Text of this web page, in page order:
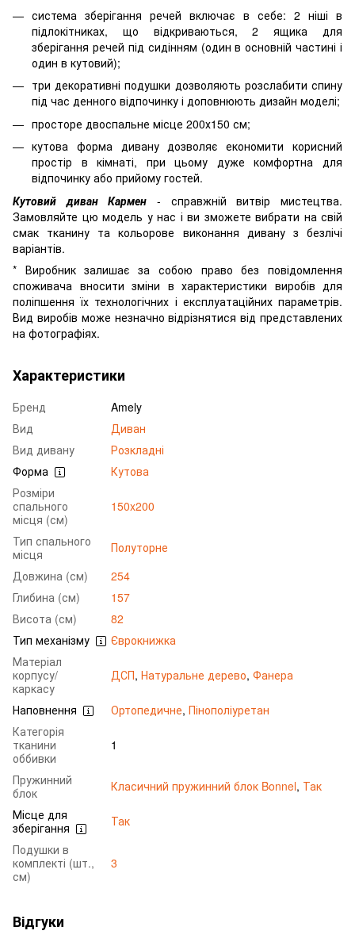
система зберігання речей включає в себе: 2 ніші в
підлокітниках, що відкриваються, 2 ящика для
зберігання речей під сидінням (один в основній частині і
один в кутовий);
три декоративні подушки дозволяють розслабити спину
під час денного відпочинку і доповнюють дизайн моделі;
просторе двоспальне місце 200х150 см;
кутова форма дивану дозволяє економити корисний
простір в кімнаті, при цьому дуже комфортна для
відпочинку або прийому гостей.
Кутовий диван Кармен - справжній витвір мистецтва.
Замовляйте цю модель у нас і ви зможете вибрати на свій
смак тканину та кольорове виконання дивану з безлічі
варіантів.
* Виробник залишає за собою право без повідомлення
споживача вносити зміни в характеристики виробів для
поліпшення їх технологічних і експлуатаційних параметрів.
Вид виробів може незначно відрізнятися від представлених
на фотографіях.
Характеристики
Бренд
Amely
Вид
Диван
Вид дивану
Розкладні
Форма
Кутова
Розміри
спального
місця (см)
150x200
Тип спального
місця
Полуторне
Довжина (см)
254
Глибина (см)
157
Висота (см)
82
Тип механізму
Єврокнижка
Матеріал
корпусу/
каркасу
ДСП, Натуральне дерево, Фанера
Наповнення Ортопедичне, Пінополіуретан
Категорія
тканини
оббивки
1
Пружинний
блок
Класичний пружинний блок Bonnel, Так
Місце для
зберігання
Так
Подушки в
комплекті (шт.,
см)
3
Відгуки